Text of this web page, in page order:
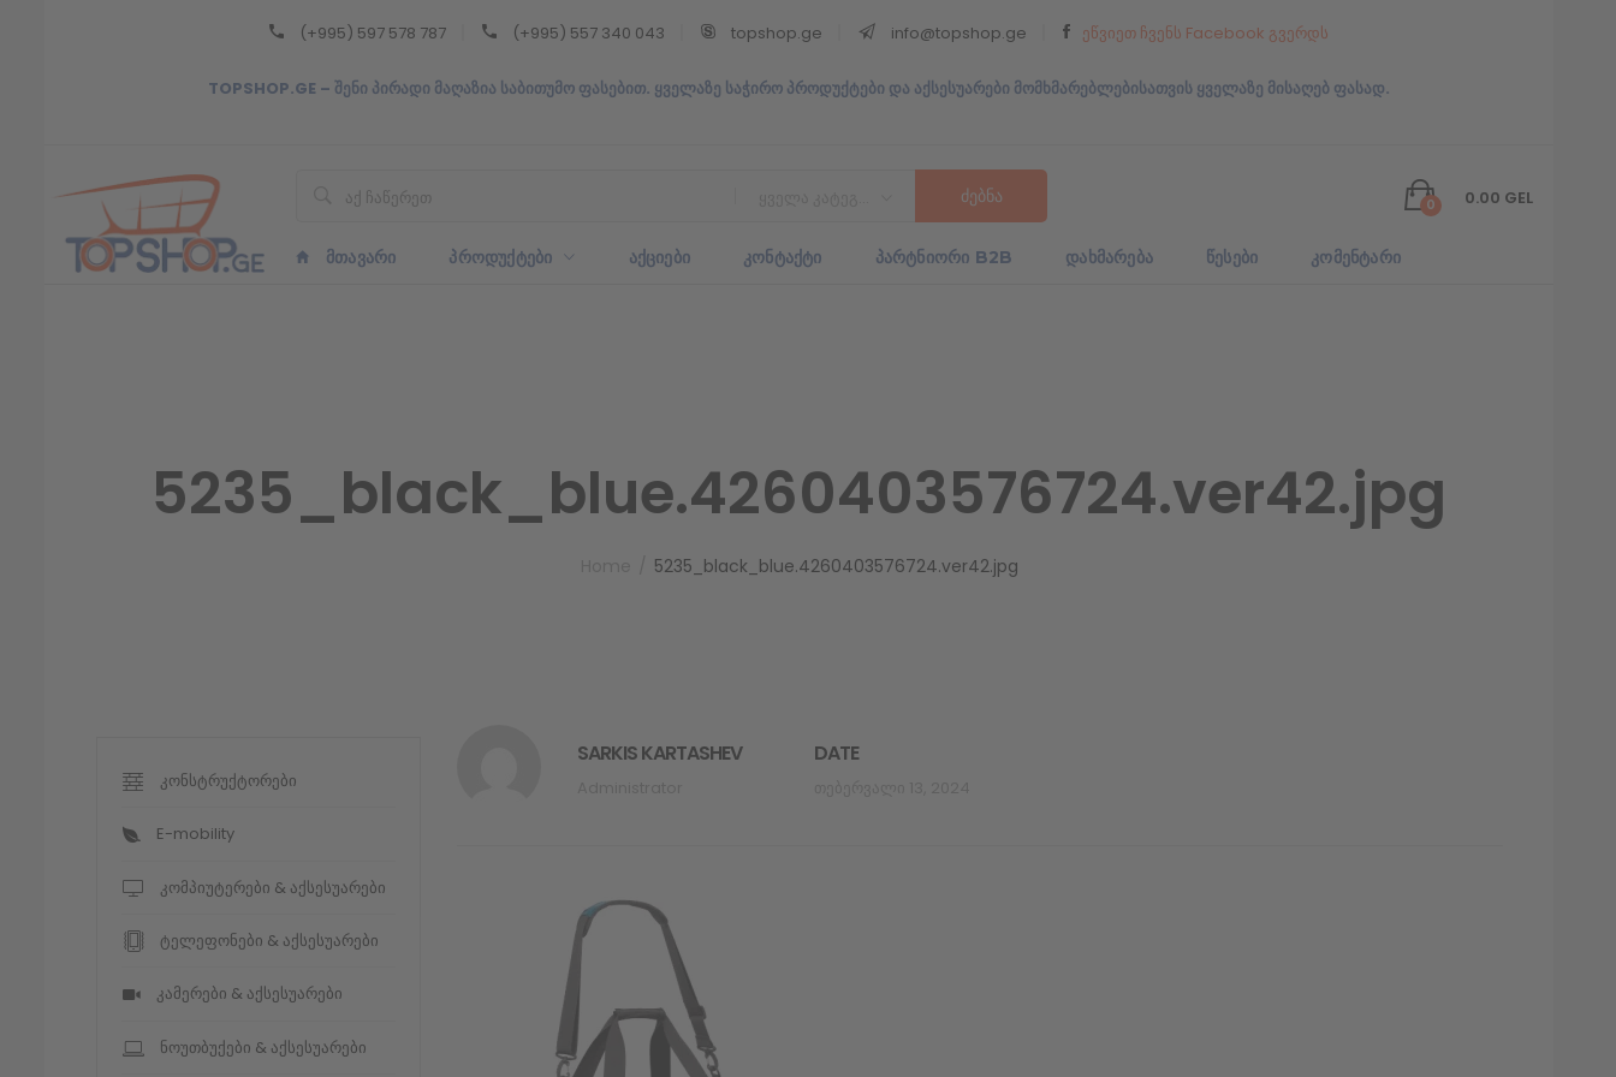
(+995) 597 578 787 (+995) 557 340 043 topshop.ge info@topshop.ge ეწვიეთ ჩვენს Facebook გვერდს
TOPSHOP.GE – შენი პირადი მაღაზია საბითუმო ფასებით. ყველაზე საჭირო პროდუქტები და აქსესუარები მომხმარებლებისათვის ყველაზე მისაღებ ფასად.
0 0.00 GEL
ᲛᲗᲐᲕᲐᲠᲘ ᲞᲠᲝᲓᲣᲥᲢᲔᲑᲘ ᲐᲥᲪᲘᲔᲑᲘ ᲙᲝᲜᲢᲐᲥᲢᲘ ᲞᲐᲠᲢᲜᲘᲝᲠᲘ B2B ᲓᲐᲮᲛᲐᲠᲔᲑᲐ ᲬᲔᲡᲔᲑᲘ ᲙᲝᲛᲔᲜᲢᲐᲠᲘ
5235_black_blue.4260403576724.ver42.jpg
5235_black_blue.4260403576724.ver42.jpg
SARKIS KARTASHEV DATE
კონსტრუქტორები
E-mobility
კომპიუტერები & აქსესუარები
ტელეფონები & აქსესუარები
კამერები & აქსესუარები
ნოუთბუქები & აქსესუარები